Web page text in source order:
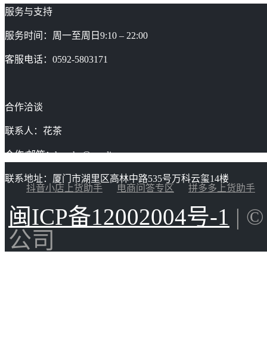
服务与支持
服务时间：周一至周日9:10 – 22:00
客服电话：0592-5803171
合作洽谈
联系人：花茶
合作/邮箱：huacha@gaoding.com
联系地址：厦门市湖里区高林中路535号万科云玺14楼
抖音小店上货助手
电商问答专区 拼多多上货助手
闽ICP备12002004号-1 |
公司